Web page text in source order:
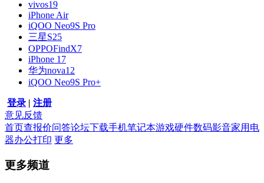
vivos19
iPhone Air
iQOO Neo9S Pro
三星S25
OPPOFindX7
iPhone 17
华为nova12
iQOO Neo9S Pro+
登录 | 注册
意见反馈
首页查报价问答论坛下载手机笔记本游戏硬件数码影音家用电
器办公打印 更多
更多频道